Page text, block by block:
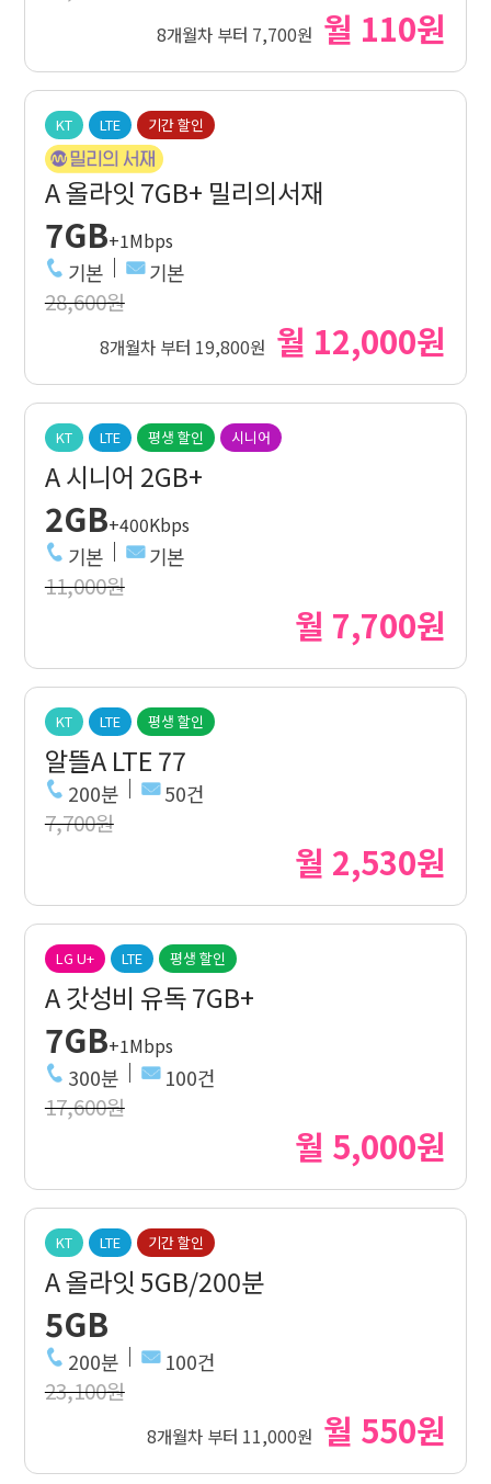
8개월차 부터 7,700원 월 110원
KT LTE 기간 할인
A 올라잇 7GB+ 밀리의서재
7GB+1Mbps
기본 기본
28,600원
8개월차 부터 19,800원 월 12,000원
KT LTE 평생 할인 시니어
A 시니어 2GB+
2GB+400Kbps
기본 기본
11,000원
월 7,700원
KT LTE 평생 할인
알뜰A LTE 77
200분 50건
7,700원
월 2,530원
LG U+ LTE 평생 할인
A 갓성비 유독 7GB+
7GB+1Mbps
300분 100건
17,600원
월 5,000원
KT LTE 기간 할인
A 올라잇 5GB/200분
5GB
200분 100건
23,100원
8개월차 부터 11,000원 월 550원